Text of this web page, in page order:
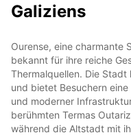
Galiziens
Ourense, eine charmante
bekannt für ihre reiche
Thermalquellen. Die Stadt
und bietet Besuchern
und moderner
berühmten Termas
während die Altstadt mit